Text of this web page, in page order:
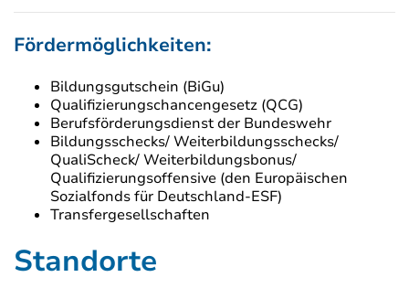
Fördermöglichkeiten:
Bildungsgutschein (BiGu)
Qualifizierungschancengesetz (QCG)
Berufsförderungsdienst der Bundeswehr
Bildungsschecks/ Weiterbildungsschecks/
QualiScheck/ Weiterbildungsbonus/
Qualifizierungsoffensive (den Europäischen
Sozialfonds für Deutschland-ESF)
Transfergesellschaften
Standorte